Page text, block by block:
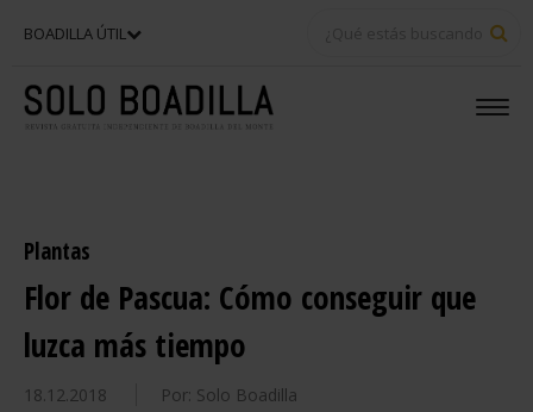
BOADILLA ÚTIL
Plantas
Flor de Pascua: Cómo conseguir que
luzca más tiempo
18.12.2018 Por: Solo Boadilla